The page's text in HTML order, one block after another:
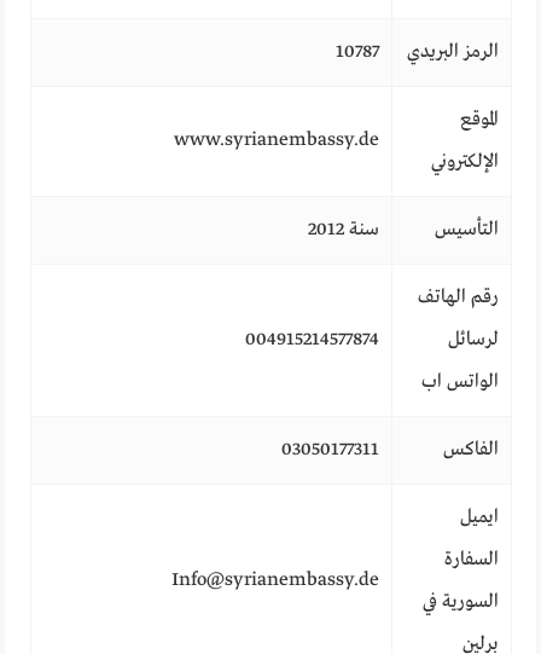
الرمز البريدي 10787
الموقع
الإلكتروني
www.syrianembassy.de
التأسيس سنة 2012
رقم الهاتف
لرسائل
الواتس اب
004915214577874
الفاكس 03050177311
ايميل
السفارة
السورية في
برلين
Info@syrianembassy.de